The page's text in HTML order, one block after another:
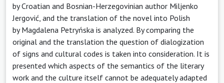
by Croatian and Bosnian-Herzegovinian author Miljenko
Jergović, and the translation of the novel into Polish
by Magdalena Petryńska is analyzed. By comparing the
original and the translation the question of dialogization
of signs and cultural codes is taken into consideration. It is
presented which aspects of the semantics of the literary
work and the culture itself cannot be adequately adapted